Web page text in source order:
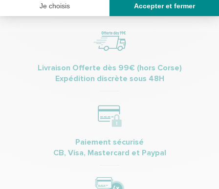
Livraison Offerte dès 99€ (hors Corse)
Expédition discrète sous 48H
Paiement sécurisé
CB, Visa, Mastercard et Paypal